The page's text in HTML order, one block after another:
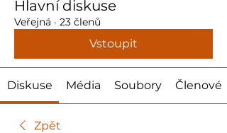
Hlavní diskuse
Veřejná · 23 členů
Vstoupit
Diskuse Média Soubory Členové
Zpět